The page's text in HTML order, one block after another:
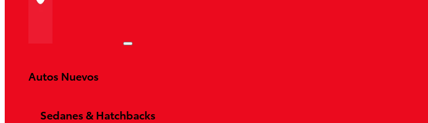
DESDE $326,500
Autos Nuevos
Sedanes & Hatchbacks